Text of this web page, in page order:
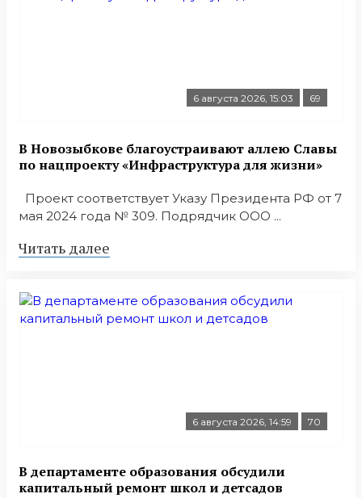
6 августа 2026, 15:03 69
В Новозыбкове благоустраивают аллею Славы
по нацпроекту «Инфраструктура для жизни»
Проект соответствует Указу Президента РФ от 7
мая 2024 года № 309. Подрядчик ООО ...
Читать далее
6 августа 2026, 14:59 70
В департаменте образования обсудили
капитальный ремонт школ и детсадов